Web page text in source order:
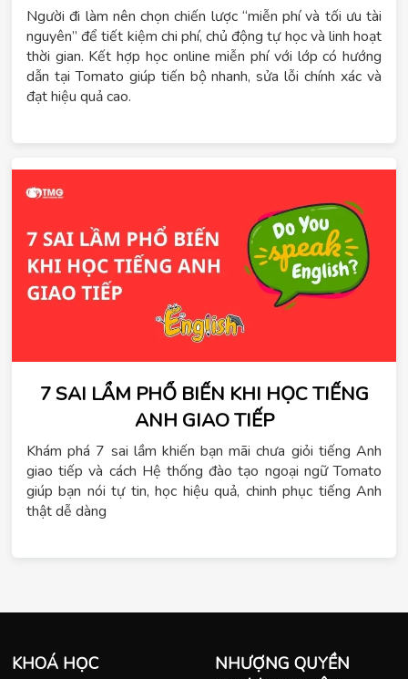
Người đi làm nên chọn chiến lược “miễn phí và tối ưu tài
nguyên” để tiết kiệm chi phí, chủ động tự học và linh hoạt
thời gian. Kết hợp học online miễn phí với lớp có hướng
dẫn tại Tomato giúp tiến bộ nhanh, sửa lỗi chính xác và
đạt hiệu quả cao.
7 SAI LẦM PHỔ BIẾN KHI HỌC TIẾNG
ANH GIAO TIẾP
Khám phá 7 sai lầm khiến bạn mãi chưa giỏi tiếng Anh
giao tiếp và cách Hệ thống đào tạo ngoại ngữ Tomato
giúp bạn nói tự tin, học hiệu quả, chinh phục tiếng Anh
thật dễ dàng
KHOÁ HỌC
NHƯỢNG QUYỀN